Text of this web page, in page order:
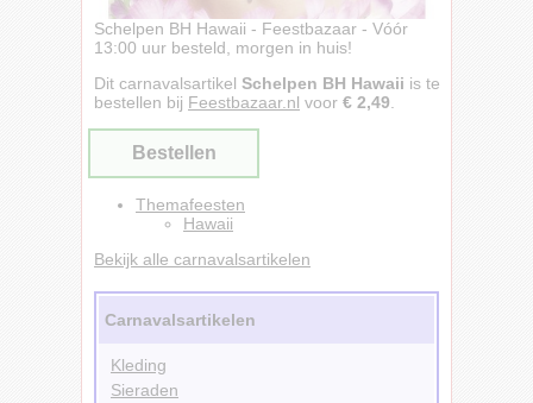
Schelpen BH Hawaii - Feestbazaar - Vóór
13:00 uur besteld, morgen in huis!
Dit carnavalsartikel Schelpen BH Hawaii is te
bestellen bij Feestbazaar.nl voor € 2,49
Bestellen
Themafeesten
Hawaii
Bekijk alle carnavalsartikelen
Carnavalsartikelen
Kleding
Sieraden